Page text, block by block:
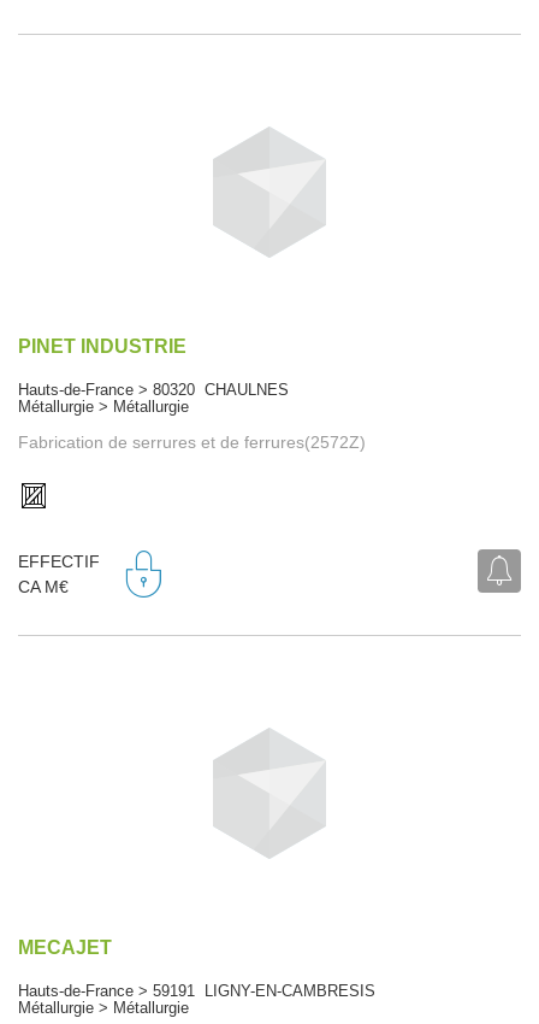
PINET INDUSTRIE
Hauts-de-France > 80320 CHAULNES
Métallurgie > Métallurgie
Fabrication de serrures et de ferrures(2572Z)
EFFECTIF
CA M€
MECAJET
Hauts-de-France > 59191 LIGNY-EN-CAMBRESIS
Métallurgie > Métallurgie